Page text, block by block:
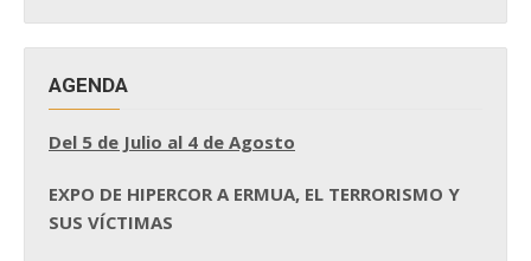
AGENDA
Del 5 de Julio al 4 de Agosto
EXPO DE HIPERCOR A ERMUA, EL TERRORISMO Y
SUS VÍCTIMAS